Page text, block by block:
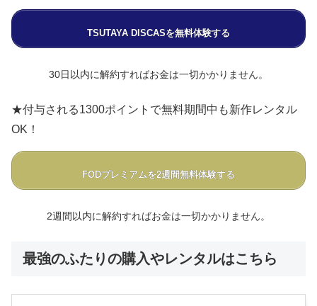
TSUTAYA DISCASを無料体験する
30日以内に解約すればお金は一切かかりません。
★付与される1300ポイントで無料期間中も新作レンタル
OK！
FODプレミアムを2週間無料体験する
2週間以内に解約すればお金は一切かかりません。
最強のふたりの購入やレンタルはこちら